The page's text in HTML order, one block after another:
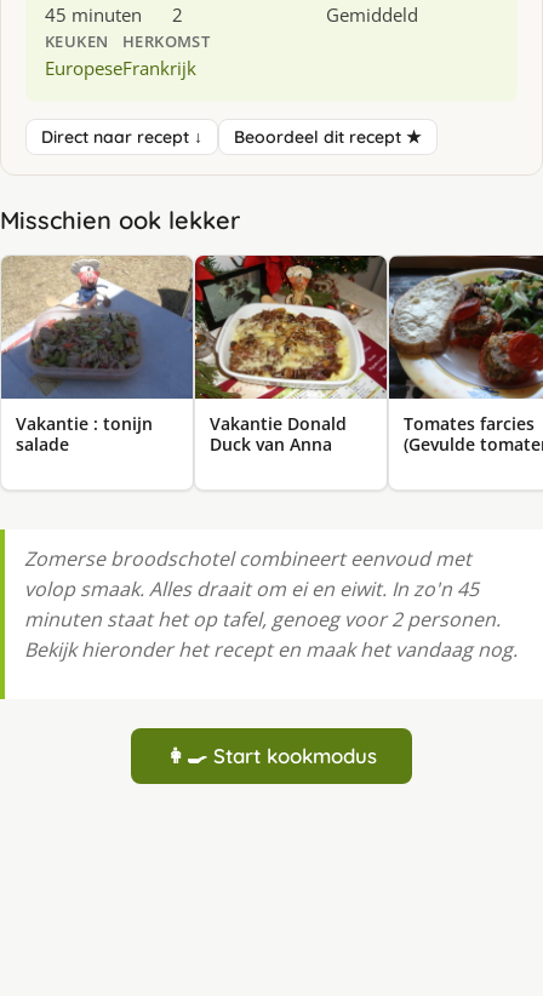
45 minuten 2 Gemiddeld
KEUKEN
Europese
HERKOMST
Frankrijk
Direct naar recept ↓ Beoordeel dit recept ★
Misschien ook lekker
Vakantie : tonijn
salade
Vakantie Donald
Duck van Anna
Tomates farcies
(Gevulde
Zomerse broodschotel combineert eenvoud met
volop smaak. Alles draait om ei en eiwit. In zo'n 45
minuten staat het op tafel, genoeg voor 2 personen.
Bekijk hieronder het recept en maak het vandaag nog.
👩‍🍳 Start kookmodus